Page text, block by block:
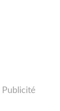
Publicité